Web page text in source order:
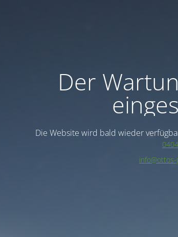
Der
Die Website wird bald wieder